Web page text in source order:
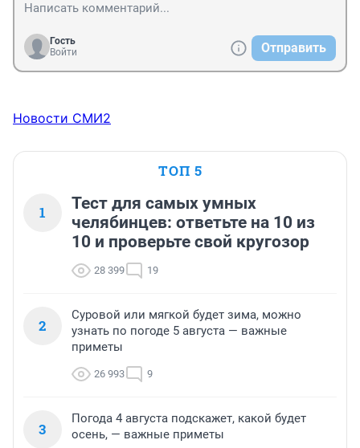
Гость
Войти
Отправить
Новости СМИ2
ТОП 5
1
Тест для самых умных
челябинцев: ответьте на 10 из
10 и проверьте свой кругозор
28 399 19
2
Суровой или мягкой будет зима, можно
узнать по погоде 5 августа — важные
приметы
26 993 9
3
Погода 4 августа подскажет, какой будет
осень, — важные приметы